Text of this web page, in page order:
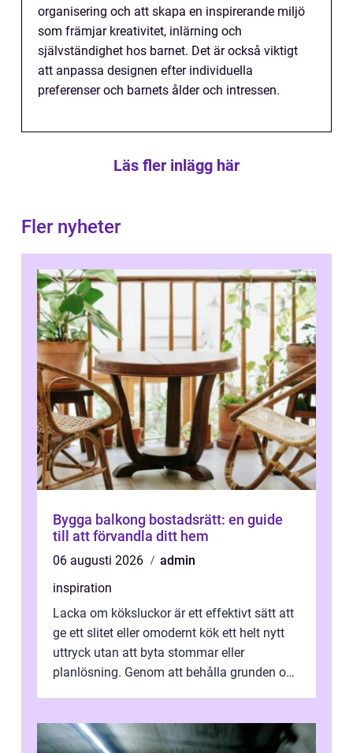
organisering och att skapa en inspirerande miljö
som främjar kreativitet, inlärning och
självständighet hos barnet. Det är också viktigt
att anpassa designen efter individuella
preferenser och barnets ålder och intressen.
Läs fler inlägg här
Fler nyheter
Bygga balkong bostadsrätt: en guide
till att förvandla ditt hem
06 augusti 2026
admin
inspiration
Lacka om köksluckor är ett effektivt sätt att
ge ett slitet eller omodernt kök ett helt nytt
uttryck utan att byta stommar eller
planlösning. Genom att behålla grunden och